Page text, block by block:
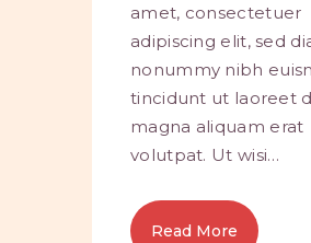
amet, consectetuer
adipiscing elit, sed
nonummy nibh
tincidunt ut laoreet
magna aliquam erat
volutpat. Ut wisi…
Read More